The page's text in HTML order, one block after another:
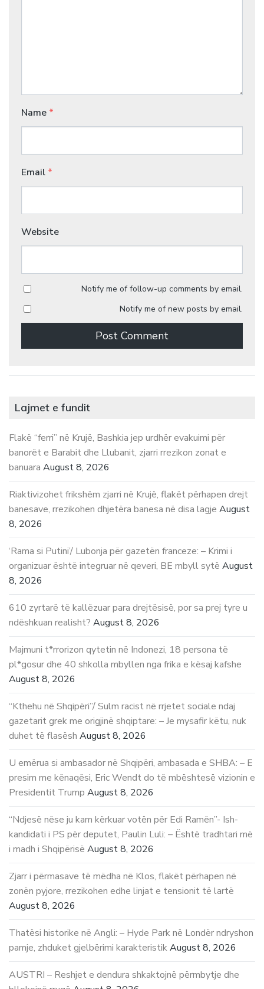
Name *
Email *
Website
Notify me of follow-up comments by email.
Notify me of new posts by email.
Lajmet e fundit
Flakë “ferri” në Krujë, Bashkia jep urdhër evakuimi për
banorët e Barabit dhe Llubanit, zjarri rrezikon zonat e
banuara August 8, 2026
Riaktivizohet frikshëm zjarri në Krujë, flakët përhapen drejt
banesave, rrezikohen dhjetëra banesa në disa lagje August
8, 2026
‘Rama si Putini’/ Lubonja për gazetën franceze: – Krimi i
organizuar është integruar në qeveri, BE mbyll sytë August
8, 2026
610 zyrtarë të kallëzuar para drejtësisë, por sa prej tyre u
ndëshkuan realisht? August 8, 2026
Majmuni t*rrorizon qytetin në Indonezi, 18 persona të
pl*gosur dhe 40 shkolla mbyllen nga frika e kësaj kafshe
August 8, 2026
“Kthehu në Shqipëri”/ Sulm racist në rrjetet sociale ndaj
gazetarit grek me origjinë shqiptare: – Je mysafir këtu, nuk
duhet të flasësh August 8, 2026
U emërua si ambasador në Shqipëri, ambasada e SHBA: – E
presim me kënaqësi, Eric Wendt do të mbështesë vizionin e
Presidentit Trump August 8, 2026
“Ndjesë nëse ju kam kërkuar votën për Edi Ramën”- Ish-
kandidati i PS për deputet, Paulin Luli: – Është tradhtari më
i madh i Shqipërisë August 8, 2026
Zjarr i përmasave të mëdha në Klos, flakët përhapen në
zonën pyjore, rrezikohen edhe linjat e tensionit të lartë
August 8, 2026
Thatësi historike në Angli: – Hyde Park në Londër ndryshon
pamje, zhduket gjelbërimi karakteristikAugust 8, 2026
AUSTRI – Reshjet e dendura shkaktojnë përmbytje dhe